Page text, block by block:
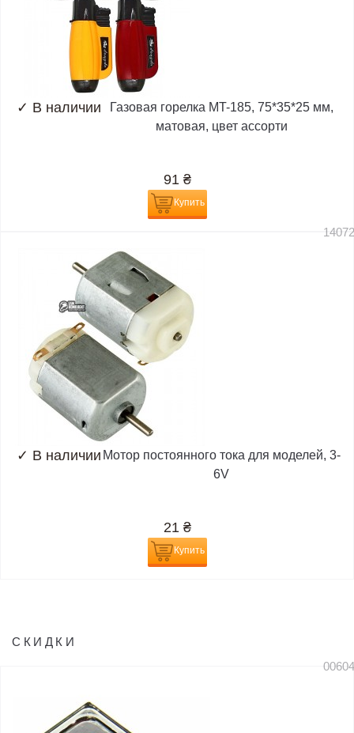
✓ В наличии
Газовая горелка MT-185, 75*35*25 мм,
матовая, цвет ассорти
91 ₴
Купить
✓ В наличии Мотор постоянного тока для моделей, 3-
6V
21 ₴
Купить
СКИДКИ